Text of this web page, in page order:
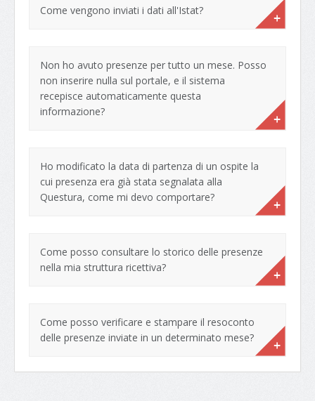
Come vengono inviati i dati all'Istat?
Non ho avuto presenze per tutto un mese. Posso
non inserire nulla sul portale, e il sistema
recepisce automaticamente questa
informazione?
Ho modificato la data di partenza di un ospite la
cui presenza era già stata segnalata alla
Questura, come mi devo comportare?
Come posso consultare lo storico delle presenze
nella mia struttura ricettiva?
Come posso verificare e stampare il resoconto
delle presenze inviate in un determinato mese?